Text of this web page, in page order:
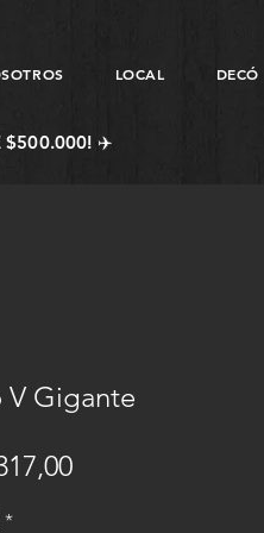
LOCAL DECÓ
$500.000! ✈️
V Gigante
Precio
*